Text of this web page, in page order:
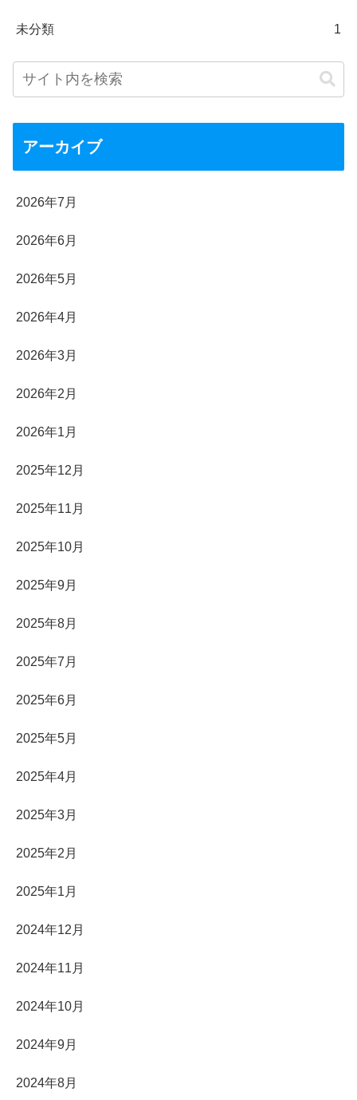
未分類 1
アーカイブ
2026年7月
2026年6月
2026年5月
2026年4月
2026年3月
2026年2月
2026年1月
2025年12月
2025年11月
2025年10月
2025年9月
2025年8月
2025年7月
2025年6月
2025年5月
2025年4月
2025年3月
2025年2月
2025年1月
2024年12月
2024年11月
2024年10月
2024年9月
2024年8月